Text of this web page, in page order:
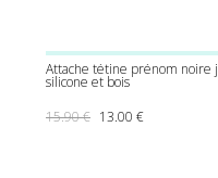
Attache tétine prénom noire
silicone et bois
15.90€ Le prix initial était :
13.00 €Le prix